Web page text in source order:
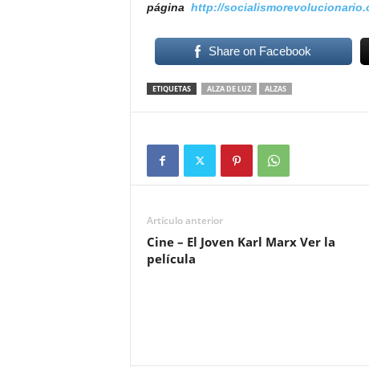
página http://
Share on Facebook
ETIQUETAS ALZA DE LUZ ALZAS
Artículo anterior
Cine – El Joven Karl Marx Ver la
película